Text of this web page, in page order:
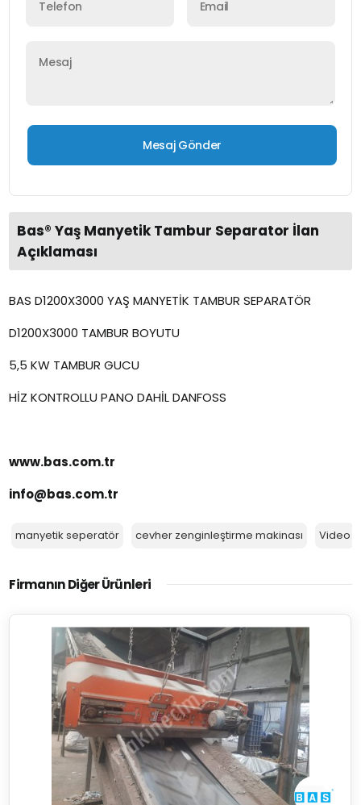
Bas® Yaş Manyetik Tambur Separator İlan
Açıklaması
BAS D1200X3000 YAŞ MANYETİK TAMBUR SEPARATÖR
D1200X3000 TAMBUR BOYUTU
5,5 KW TAMBUR GUCU
HİZ KONTROLLU PANO DAHİL DANFOSS
www.bas.com.tr
info@bas.com.tr
manyetik seperatör cevher zenginleştirme makinası Video
Firmanın Diğer Ürünleri